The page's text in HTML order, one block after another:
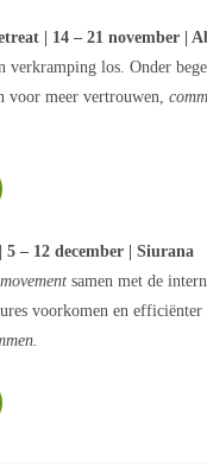
| 14 – 21 november |
verkramping los. Onder
voor meer vertrouwen,
– 12 december | Siurana
samen met de
voorkomen en